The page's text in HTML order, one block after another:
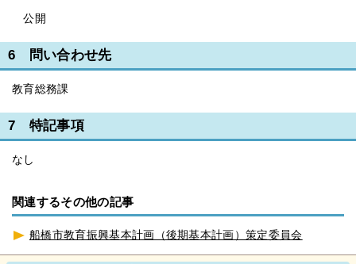
公開
6 問い合わせ先
教育総務課
7 特記事項
なし
関連するその他の記事
船橋市教育振興基本計画（後期基本計画）策定委員会